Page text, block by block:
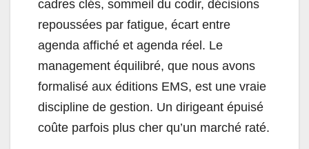
cadres clés, sommeil du codir, décisions
repoussées par fatigue, écart entre
agenda affiché et agenda réel. Le
management équilibré, que nous avons
formalisé aux éditions EMS, est une vraie
discipline de gestion. Un dirigeant épuisé
coûte parfois plus cher qu’un marché raté.